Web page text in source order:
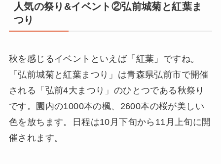
人気の祭り&イベント②弘前城菊と紅葉ま
つり
秋を感じるイベントといえば「紅葉」ですね。
「弘前城菊と紅葉まつり」は青森県弘前市で開催
される「弘前4大まつり」のひとつである秋祭り
です。園内の1000本の楓、2600本の桜が美しい
色を放ちます。日程は10月下旬から11月上旬に開
催されます。